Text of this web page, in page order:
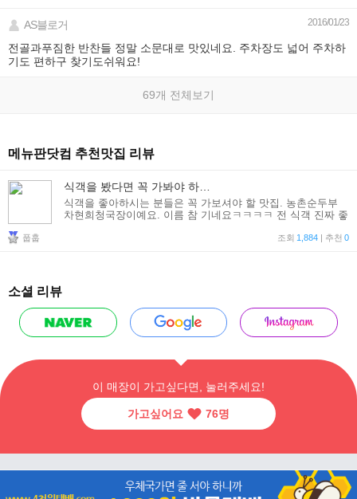
AS블로거 2016/01/23
전골과푸짐한 반찬들 정말 소문대로 맛있네요. 주차장도 넓어 주차하
기도 편하구 찾기도쉬워요!
69개 전체보기
메뉴판닷컴 추천맛집 리뷰
식객을 좋아하시는 분들은 꼭 가보셔야 할 맛집. 농촌순두부
차현희청국장이예요. 이름 참 기네요ㅋㅋㅋㅋ 전 식객 진짜 좋
'두부편'에 나오는 곳. 그 농촌순두부를 먹을 수 있는
풉훕 조회 1,884 | 추천 0
소셜 리뷰
이 매장이 가고싶다면, 눌러주세요!
가고싶어요 76명